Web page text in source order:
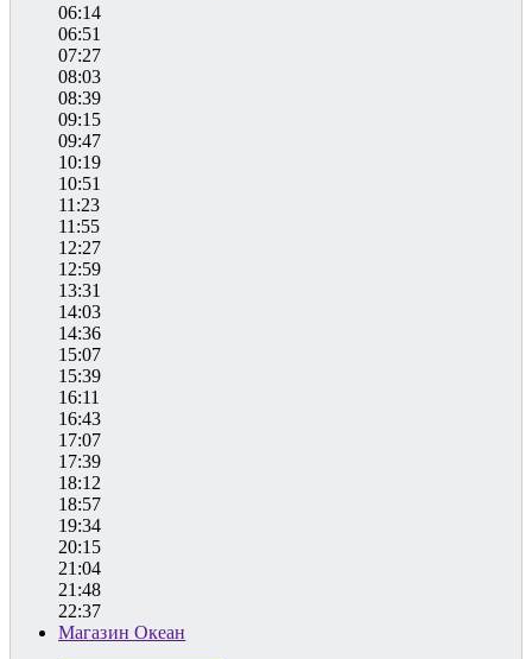
06:14
06:51
07:27
08:03
08:39
09:15
09:47
10:19
10:51
11:23
11:55
12:27
12:59
13:31
14:03
14:36
15:07
15:39
16:11
16:43
17:07
17:39
18:12
18:57
19:34
20:15
21:04
21:48
22:37
Магазин Океан